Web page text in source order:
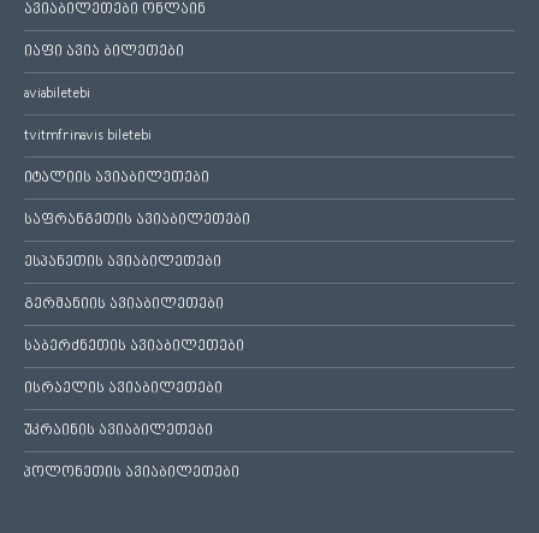
ავიაბილეთები ონლაინ
იაფი ავია ბილეთები
aviabiletebi
tvitmfrinavis biletebi
იტალიის ავიაბილეთები
საფრანგეთის ავიაბილეთები
ესპანეთის ავიაბილეთები
გერმანიის ავიაბილეთები
საბერძნეთის ავიაბილეთები
ისრაელის ავიაბილეთები
უკრაინის ავიაბილეთები
პოლონეთის ავიაბილეთები